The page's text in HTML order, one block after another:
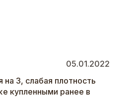
05.01.2022
3, слабая плотность
купленными ранее в